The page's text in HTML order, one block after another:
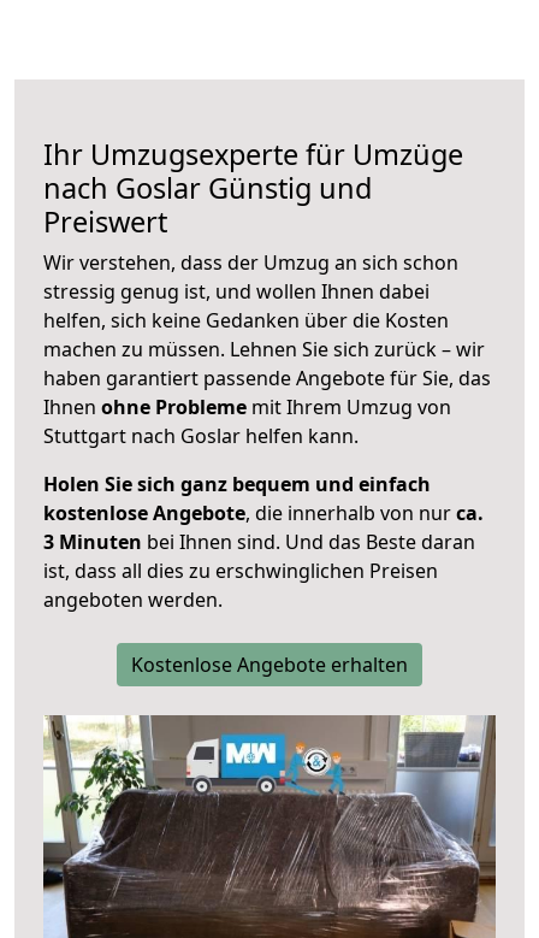
Ihr Umzugsexperte für Umzüge
nach Goslar Günstig und
Preiswert
Wir verstehen, dass der Umzug an sich schon
stressig genug ist, und wollen Ihnen dabei
helfen, sich keine Gedanken über die Kosten
machen zu müssen. Lehnen Sie sich zurück – wir
haben garantiert passende Angebote für Sie, das
Ihnen ohne Probleme mit Ihrem Umzug von
Stuttgart nach Goslar helfen kann.
Holen Sie sich ganz bequem und einfach
kostenlose Angebote, die innerhalb von nurca.
3 Minuten bei Ihnen sind. Und das Beste daran
ist, dass all dies zu erschwinglichen Preisen
angeboten werden.
Kostenlose Angebote erhalten